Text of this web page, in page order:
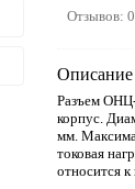
Отзывов: 0
Описание
Разъем
корпус.
мм.
токовая
относится к